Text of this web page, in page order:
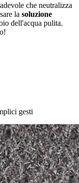
che neutralizza
la soluzione
dell'acqua pulita.
gesti